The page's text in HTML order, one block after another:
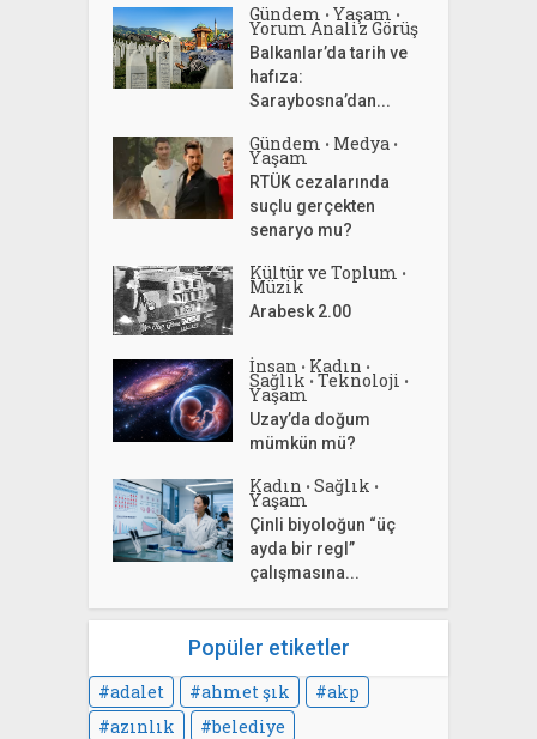
Gündem • Yaşam •
Yorum Analiz Görüş
Balkanlar’da tarih ve
hafıza:
Saraybosna’dan...
Gündem • Medya •
Yaşam
RTÜK cezalarında
suçlu gerçekten
senaryo mu?
Kültür ve Toplum •
Müzik
Arabesk 2.00
İnsan • Kadın •
Sağlık • Teknoloji •
Yaşam
Uzay’da doğum
mümkün mü?
Kadın • Sağlık •
Yaşam
Çinli biyoloğun “üç
ayda bir regl”
çalışmasına...
Popüler etiketler
adalet ahmet şık
akp
azınlık
belediye